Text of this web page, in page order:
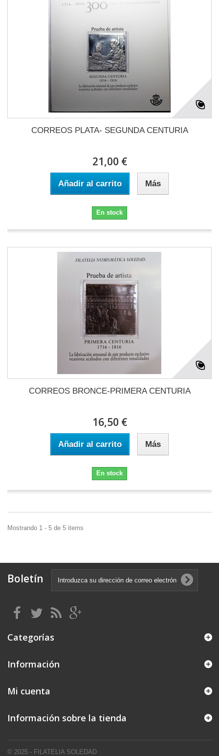
CORREOS PLATA- SEGUNDA CENTURIA
21,00 €
Añadir al carrito Más
En stock
CORREOS BRONCE-PRIMERA CENTURIA
16,50 €
Añadir al carrito Más
En stock
Mostrando 1 - 5 de 5 items
Boletín
Categorías
Información
© 2025 - FILATELIA SOLEDAD
Mi cuenta
Información sobre la tienda